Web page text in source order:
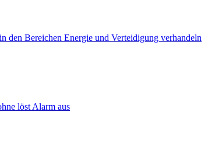
den Bereichen Energie und Verteidigung verhandeln
löst Alarm aus